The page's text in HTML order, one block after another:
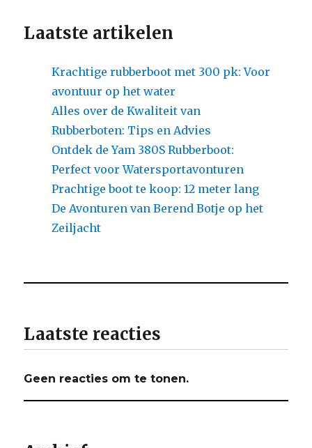
Laatste artikelen
Krachtige rubberboot met 300 pk: Voor
avontuur op het water
Alles over de Kwaliteit van
Rubberboten: Tips en Advies
Ontdek de Yam 380S Rubberboot:
Perfect voor Watersportavonturen
Prachtige boot te koop: 12 meter lang
De Avonturen van Berend Botje op het
Zeiljacht
Laatste reacties
Geen reacties om te tonen.